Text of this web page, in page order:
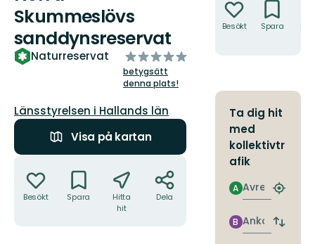
Skummeslövs
sanddynsreservat
Naturreservat
av
5
stjärnor
betygsätt
denna plats!
Guide:
Länsstyrelsen i Hallands län
Visa på kartan
Besökt Spara
Hitta
hit
Dela
Besökt Spara
Ta dig hit
med
kollektivtr
afik
Avresa
A
Hitta
Ankomst
B
Byt